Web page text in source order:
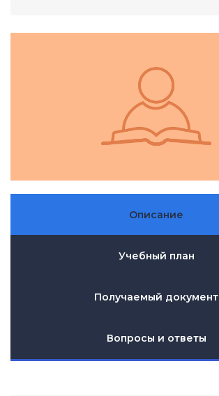
Описание
Учебный план
Получаемый документ
Вопросы и ответы